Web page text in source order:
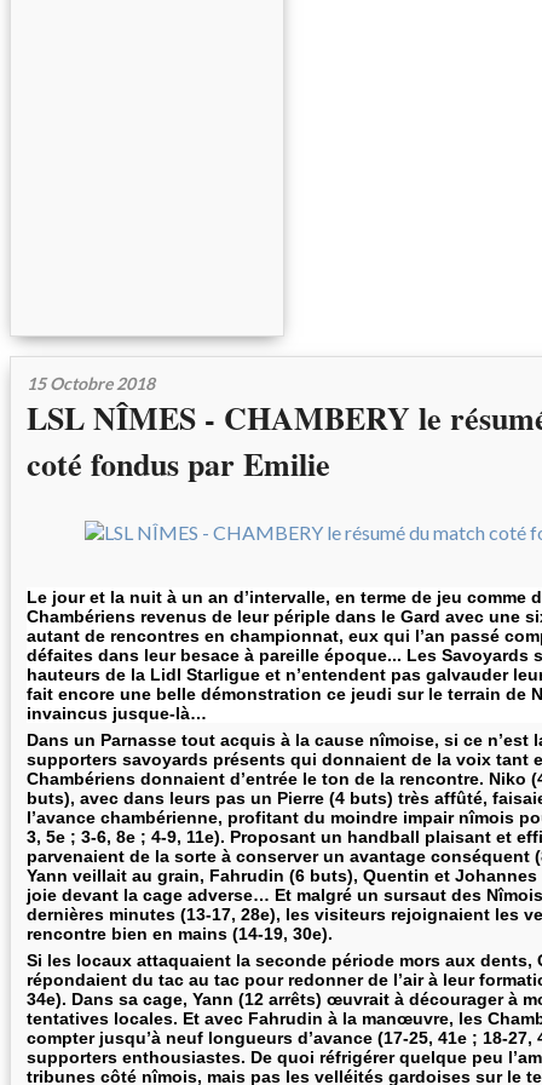
15 Octobre 2018
LSL NÎMES - CHAMBERY le
coté fondus par Emilie
Le jour et la nuit à un an d’intervalle, en terme de jeu comme
Chambériens revenus de leur périple dans le Gard avec une
autant de rencontres en championnat, eux qui l’an passé
défaites dans leur besace à pareille époque... Les Savoyards
hauteurs de la Lidl Starligue et n’entendent pas galvauder
fait encore une belle démonstration ce jeudi sur le terrain de
invaincus jusque-là…
Dans un Parnasse tout acquis à la cause nîmoise, si ce n’est
supporters savoyards présents qui donnaient de la voix tant
Chambériens donnaient d’entrée le ton de la rencontre. Niko
buts), avec dans leurs pas un Pierre (4 buts) très affûté,
l’avance chambérienne, profitant du moindre impair nîmois
3, 5e ; 3-6, 8e ; 4-9, 11e). Proposant un handball plaisant et
parvenaient de la sorte à conserver un avantage conséquent
Yann veillait au grain, Fahrudin (6 buts), Quentin et
joie devant la cage adverse… Et malgré un sursaut des
dernières minutes (13-17, 28e), les visiteurs rejoignaient les
rencontre bien en mains (14-19, 30e).
Si les locaux attaquaient la seconde période mors aux dents,
répondaient du tac au tac pour redonner de l’air à leur
34e). Dans sa cage, Yann (12 arrêts) œuvrait à décourager à
tentatives locales. Et avec Fahrudin à la manœuvre, les
compter jusqu’à neuf longueurs d’avance (17-25, 41e ; 18-27,
supporters enthousiastes. De quoi réfrigérer quelque peu
tribunes côté nîmois, mais pas les velléités gardoises sur le